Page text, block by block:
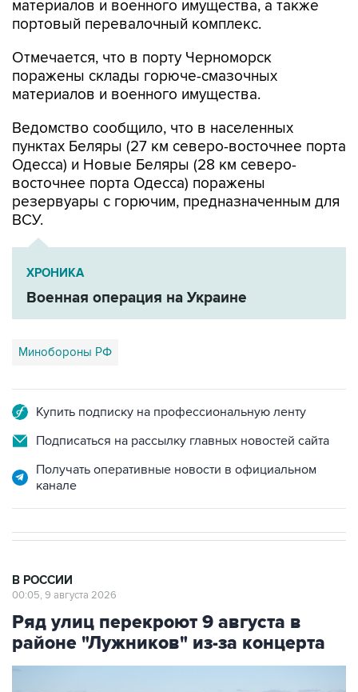
материалов и военного имущества, а также
портовый перевалочный комплекс.
Отмечается, что в порту Черноморск
поражены склады горюче-смазочных
материалов и военного имущества.
Ведомство сообщило, что в населенных
пунктах Беляры (27 км северо-восточнее порта
Одесса) и Новые Беляры (28 км северо-
восточнее порта Одесса) поражены
резервуары с горючим, предназначенным для
ВСУ.
ХРОНИКА
Военная операция на Украине
Минобороны РФ
Купить подписку на профессиональную ленту
Подписаться на рассылку главных новостей сайта
Получать оперативные новости в официальном
канале
В РОССИИ
00:05, 9 августа 2026
Ряд улиц перекроют 9 августа в
районе "Лужников" из-за концерта